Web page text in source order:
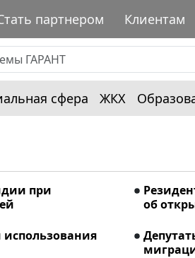
партнером Клиентам
сфера ЖКХ
при
об
использования